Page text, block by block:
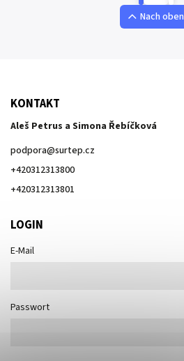
Nach oben
KONTAKT
Aleš Petrus a Simona Řebíčková
podpora@surtep.cz
+420312313800
+420312313801
LOGIN
E-Mail
Passwort